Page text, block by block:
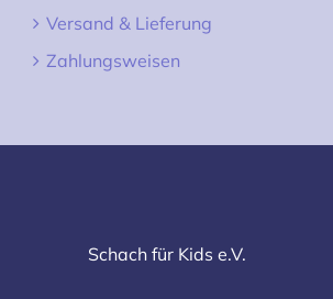
Versand & Lieferung
Zahlungsweisen
Schach für Kids e.V.